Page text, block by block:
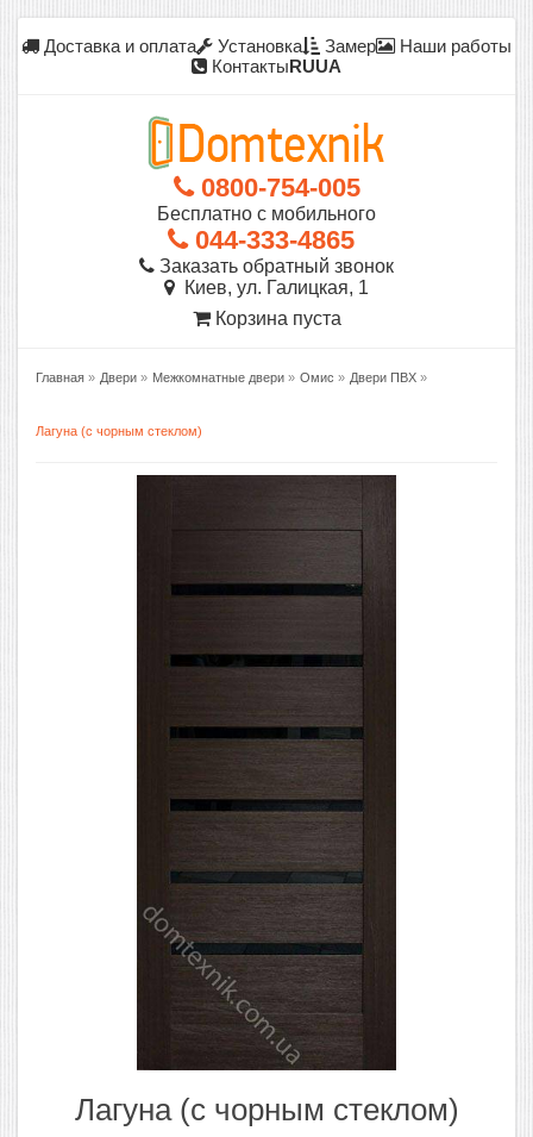
Доставка и оплата Установка Замер
Наши работы
КонтактыRUUA
0800-754-005
Бесплатно с мобильного
044-333-4865
Заказать обратный звонок
Киев, ул. Галицкая, 1
Корзина пуста
Главная » Двери » Межкомнатные двери » Омис » Двери ПВХ »
Лагуна (с чорным стеклом)
Лагуна (с чорным стеклом)